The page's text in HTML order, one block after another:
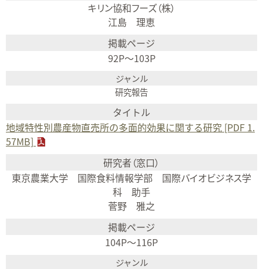
キリン協和フーズ（株）
江島 理恵
92P～103P
研究報告
地域特性別農産物直売所の多面的効果に関する研究 [PDF 1.
57MB]
東京農業大学 国際食料情報学部 国際バイオビジネス学
科 助手
菅野 雅之
104P～116P